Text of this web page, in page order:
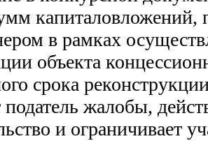
капиталовложений,
в рамках
объекта
срока
податель жалобы,
и ограничивает